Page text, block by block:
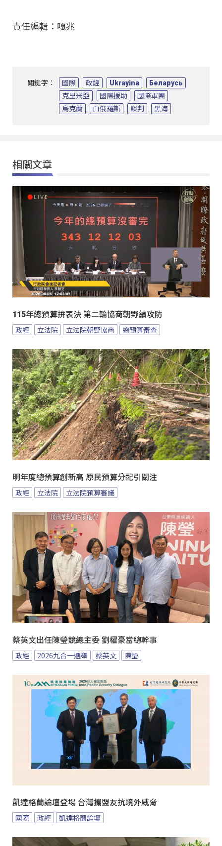
責任編輯：嘎兆
關鍵字： 國際 政經 Ukrayina
Беларусь
克里米亞
國際援助
國際軍團
烏克蘭
白俄羅斯 談判 黑海
相關文章
115年總預算拚表決 第二輪協商朝野續攻防
政經 立法院 立法院朝野協商 總預算審查
明年度總預算創新高 原民預算分配引關注
政經 立法院 立法院預算審議
蔡英文出任陳瑩競總主委 劉櫂豪當總幹事
政經 2026九合一選舉 蔡英文 陳瑩
凱達格蘭論壇登場 台灣攜盟友抗境外威脅
國際 政經 凱達格蘭論壇